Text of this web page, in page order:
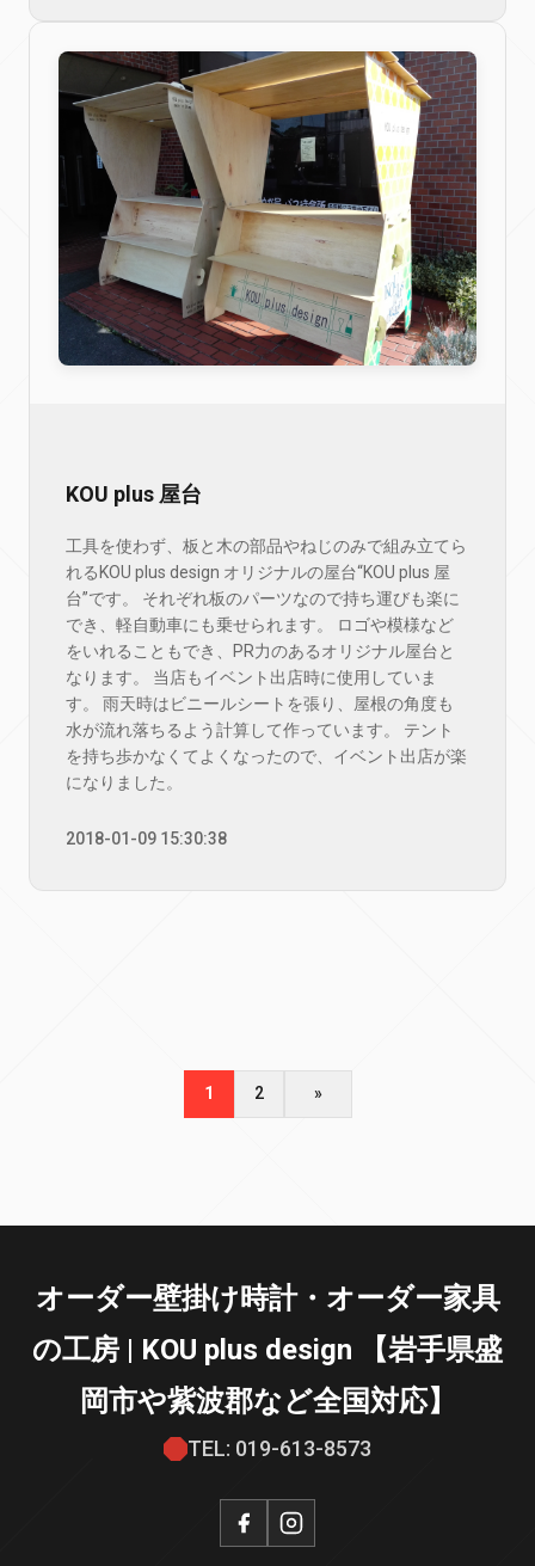
KOU plus 屋台
工具を使わず、板と木の部品やねじのみで組み立てら
れるKOU plus design オリジナルの屋台“KOU plus 屋
台”です。 それぞれ板のパーツなので持ち運びも楽に
でき、軽自動車にも乗せられます。 ロゴや模様など
をいれることもでき、PR力のあるオリジナル屋台と
なります。 当店もイベント出店時に使用していま
す。 雨天時はビニールシートを張り、屋根の角度も
水が流れ落ちるよう計算して作っています。 テント
を持ち歩かなくてよくなったので、イベント出店が楽
になりました。
2018-01-09 15:30:38
1 2 »
オーダー壁掛け時計・オーダー家具
の工房 | KOU plus design 【岩手県盛
岡市や紫波郡など全国対応】
TEL: 019-613-8573